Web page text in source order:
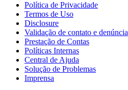
Política de Privacidade
Termos de Uso
Disclosure
Validação de contato e denúncia
Prestação de Contas
Políticas Internas
Central de Ajuda
Solução de Problemas
Imprensa